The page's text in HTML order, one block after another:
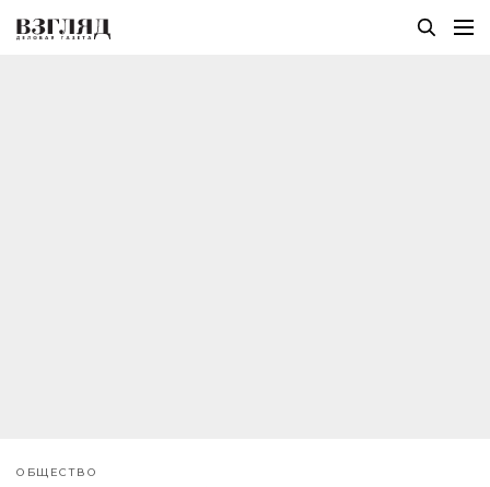
ОБЩЕСТВО